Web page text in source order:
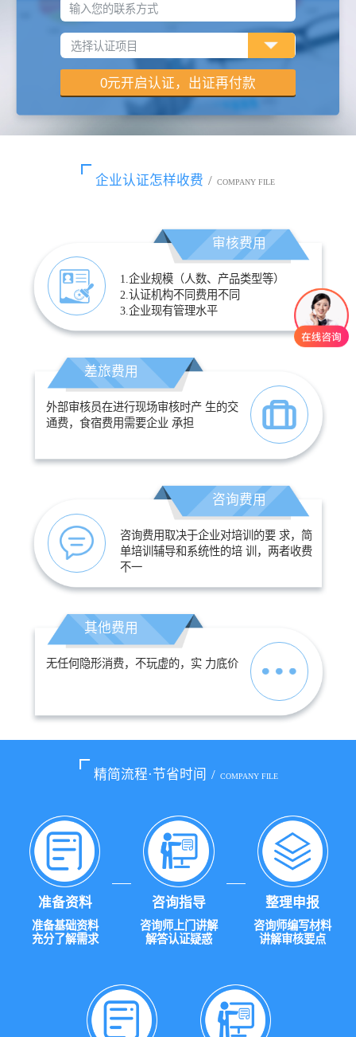
输入您的联系方式
企业认证怎样收费 / COMPANY FILE
审核费用
1.企业规模（人数、产品类型等）
2.认证机构不同费用不同
3.企业现有管理水平
差旅费用
外部审核员在进行现场审核时产 生的交
通费，食宿费用需要企业 承担
咨询费用
咨询费用取决于企业对培训的要 求，简
单培训辅导和系统性的培 训，两者收费
不一
其他费用
无任何隐形消费，不玩虚的，实 力底价
精简流程·节省时间 / COMPANY FILE
准备资料
准备基础资料
充分了解需求
咨询指导
咨询师上门讲解
解答认证疑惑
整理申报
咨询师编写材料
讲解审核要点